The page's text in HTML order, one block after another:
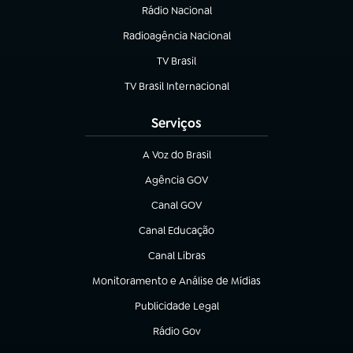
Rádio Nacional
Radioagência Nacional
(abre em nova aba)
TV Brasil
(abre em nova aba)
TV Brasil Internacional
(abre em nova aba)
Serviços
A Voz do Brasil
(abre em nova aba)
Agência GOV
(abre em nova aba)
Canal GOV
(abre em nova aba)
Canal Educação
(abre em nova aba)
Canal Libras
(abre em nova aba)
Monitoramento e Análise de Mídias
(abre em nova aba)
Publicidade Legal
(abre em nova aba)
Rádio Gov
(abre em nova aba)